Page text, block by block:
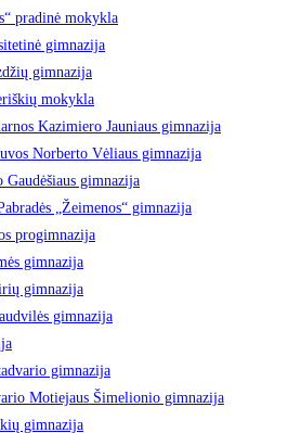
pradinė mokykla
gimnazija
gimnazija
mokykla
Kazimiero Jauniaus gimnazija
Norberto Vėliaus gimnazija
Gaudėšiaus gimnazija
„Žeimenos“ gimnazija
progimnazija
gimnazija
gimnazija
gimnazija
gimnazija
Motiejaus Šimelionio gimnazija
gimnazija